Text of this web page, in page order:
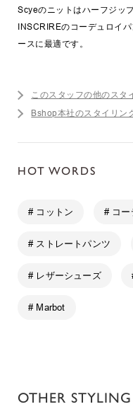
Scyeのニットはハーフジッ
INSCRIREのコーデュロイ
ースに最適です。
このスタッフの他のスタ
Bshop本社のスタイリン
HOT WORDS
# コットン # コー
# ストレートパンツ
# レザーシューズ
# Marbot
OTHER STYLING